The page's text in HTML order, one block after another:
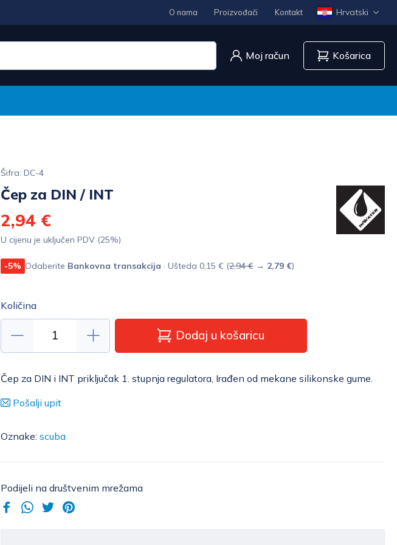
O nama Proizvođači Kontakt Hrvatski
Moj račun Košarica
Šifra: DC-4
Čep za DIN / INT
2,94 €
U cijenu je uključen PDV (25%)
-5% Odaberite Bankovna transakcija · Ušteda 0,15 € (2,94 € → 2,79 €)
Količina
Dodaj u košaricu
Čep za DIN i INT priključak 1. stupnja regulatora, Irađen od mekane silikonske gume.
Pošalji upit
Oznake: scuba
Podijeli na društvenim mrežama